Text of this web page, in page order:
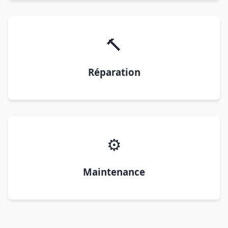
🔨
Réparation
⚙️
Maintenance